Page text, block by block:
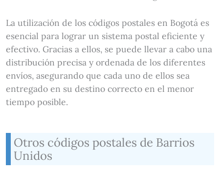
La utilización de los códigos postales en Bogotá es
esencial para lograr un sistema postal eficiente y
efectivo. Gracias a ellos, se puede llevar a cabo una
distribución precisa y ordenada de los diferentes
envíos, asegurando que cada uno de ellos sea
entregado en su destino correcto en el menor
tiempo posible.
Otros códigos postales de Barrios
Unidos